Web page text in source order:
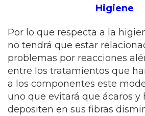
Higiene
Por lo que respecta a la
no tendrá que estar
problemas por reacciones
entre los tratamientos que
a los componentes este
uno que evitará que ácaros y
depositen en sus fibras